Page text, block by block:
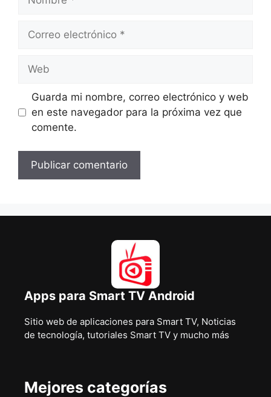
Correo
Web
Guarda mi nombre, correo electrónico y web
en este navegador para la próxima vez que
comente.
Apps para Smart TV Android
Sitio web de aplicaciones para Smart TV, Noticias
de tecnología, tutoriales Smart TV y mucho más
Mejores categorías